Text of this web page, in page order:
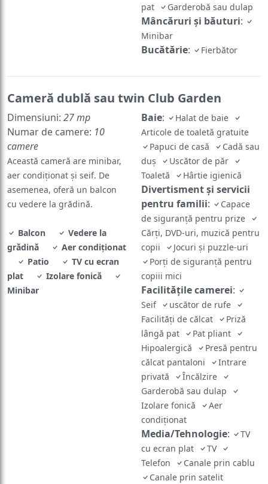
pat
Garderobă sau dulap
Mâncăruri și băuturi:
Minibar
Bucătărie: Fierbător
Cameră dublă sau twin Club Garden
Dimensiuni: 27 mp
Numar de camere: 10
camere
Această cameră are minibar,
aer condiționat și seif. De
asemenea, oferă un balcon
cu vedere la grădină.
Balcon
Vedere la
grădină
Aer condiţionat
Patio
TV cu ecran
plat
Izolare fonică
Minibar
Baie:
Halat de baie
Articole de toaletă gratuite
Papuci de casă
Cadă sau
duş
Uscător de păr
Toaletă
Hârtie igienică
Divertisment și servicii
pentru familii:
Capace
de siguranță pentru prize
Cărți, DVD-uri, muzică pentru
copii
Jocuri și puzzle-uri
Porți de siguranță pentru
copiii mici
Facilităţile camerei:
Seif
uscător de rufe
Facilităţi de călcat
Priză
lângă pat
Pat pliant
Hipoalergică
Presă pentru
călcat pantaloni
Intrare
privată
Încălzire
Garderobă sau dulap
Izolare fonică
Aer
condiţionat
Media/Tehnologie:
TV
cu ecran plat
TV
Telefon
Canale prin cablu
Canale prin satelit